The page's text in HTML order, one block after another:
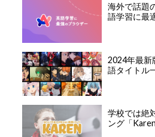
海外で話題
語学習に最
2024年最新
語タイトル
学校では絶
ング「Karen